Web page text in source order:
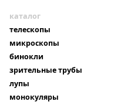
каталог
телескопы
микроскопы
бинокли
зрительные трубы
лупы
монокуляры